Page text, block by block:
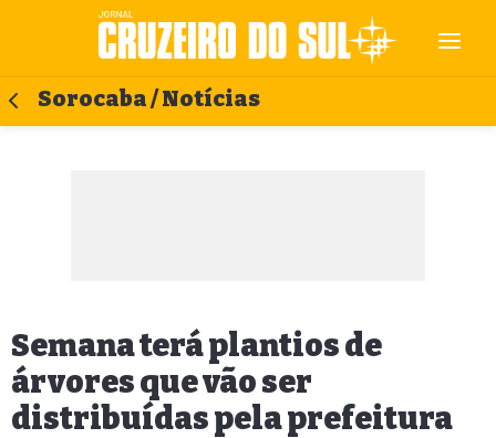
Sorocaba / Notícias
Semana terá plantios de
árvores que vão ser
distribuídas pela prefeitura